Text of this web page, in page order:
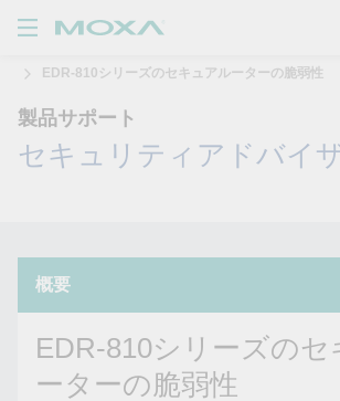
品
リューション
について
問い合わせ
ートナー・ゾーン
EDR-810シリーズのセキュアルーターの脆弱性
製品サポート
セキュリティアドバイ
概要
EDR-810シリーズのセ
ーターの脆弱性
バッグを見る